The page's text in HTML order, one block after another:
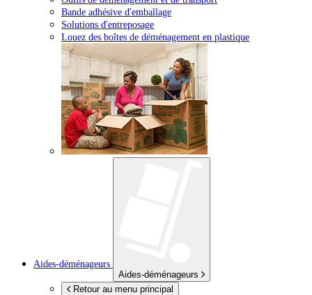
Bande adhésive d'emballage
Solutions d'entreposage
Louez des boîtes de déménagement en plastique
Aides-déménageurs
Aides-déménageurs
Retour au menu principal